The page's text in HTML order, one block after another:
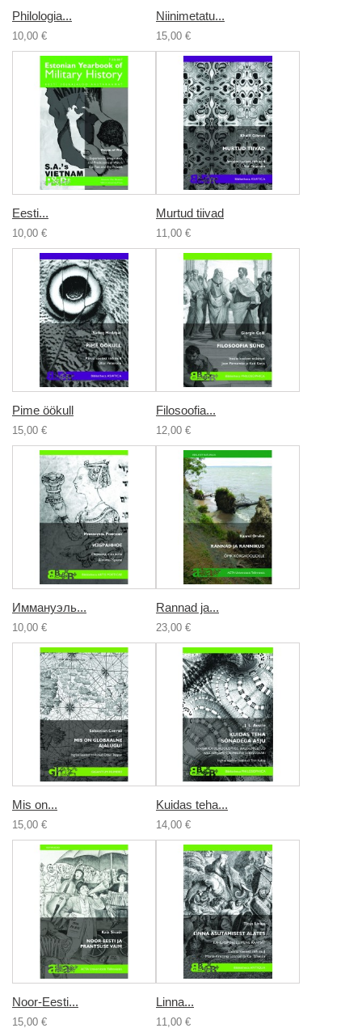
Philologia...
10,00 €
Niinimetatu...
15,00 €
Eesti...
10,00 €
Murtud tiivad
11,00 €
Pime öökull
15,00 €
Filosoofia...
12,00 €
Иммануэль...
10,00 €
Rannad ja...
23,00 €
Mis on...
15,00 €
Kuidas teha...
14,00 €
Noor-Eesti...
15,00 €
Linna...
11,00 €